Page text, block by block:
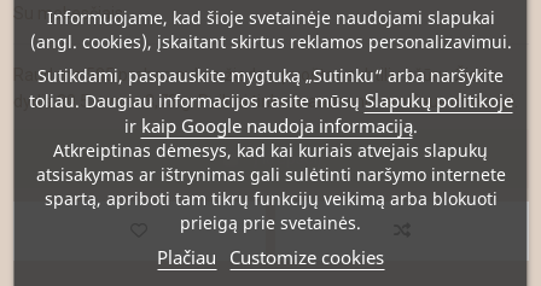
Su mokesčiais
Raudono 585 prabos aukso žiedas, puoštas subtiliu ažūru. Žiedo
dydis 20,5, svoris 3,73 g. Puikiai tinka brandesnio amžiaus moteriai.
Į krepšelį
Informuojame, kad šioje svetainėje naudojami slapukai
(angl. cookies), įskaitant skirtus reklamos personalizavimui.
Sutikdami, paspauskite mygtuką „Sutinku“ arba naršykite
toliau. Daugiau informacijos rasite mūsų Slapukų politikoje
ir kaip Google naudoja informaciją.
Atkreiptinas dėmesys, kad kai kuriais atvejais slapukų
atsisakymas ar ištrynimas gali sulėtinti naršymo internete
spartą, apriboti tam tikrų funkcijų veikimą arba blokuoti
prieigą prie svetainės.
Plačiau Customize cookies